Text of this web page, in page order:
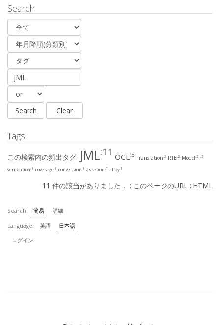
Search
Tags
この検索内の頻出タグ: JML:11 OCL:5 Translation:2 RTE:2 Model:2 :2
verification:1 coverage:1 conversion:1 assetion:1 alloy:1
11 件の該当がありました． : このページのURL : HTML
Search: 簡易
詳細
Language:
英語
日本語
ログイン